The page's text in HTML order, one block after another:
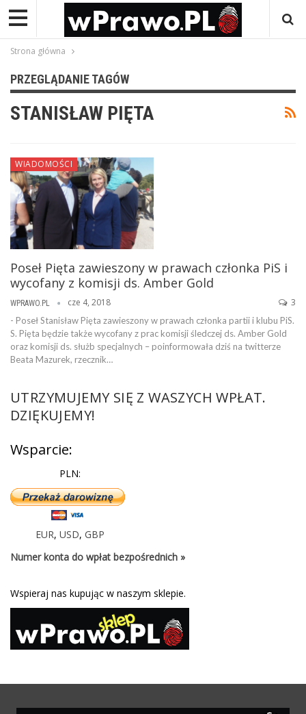
Strona główna
PRZEGLĄDANIE TAGÓW
STANISŁAW PIĘTA
WIADOMOŚCI
Poseł Pięta zawieszony w prawach członka PiS i
wycofany z komisji ds. Amber Gold
WPRAWO.PL cze 4, 2018 3
- Poseł Stanisław Pięta zawieszony w prawach członka partii i klubu PiS.
S. Pięta będzie także wycofany z prac komisji śledczej ds. Amber Gold
oraz komisji ds. służb specjalnych – poinformowała dziś na twitterze
Beata Mazurek, rzecznik…
UTRZYMUJEMY SIĘ Z WASZYCH WPŁAT.
DZIĘKUJEMY!
Wsparcie:
PLN:
EUR, USD, GBP
Numer konta do wpłat bezpośrednich »
Wspieraj nas kupując w naszym sklepie.